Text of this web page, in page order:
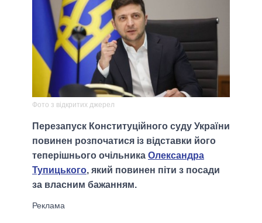
Фото з відкритих джерел
Перезапуск Конституційного суду України
повинен розпочатися із відставки його
теперішнього очільника Олександра
Тупицького, який повинен піти з посади
за власним бажанням.